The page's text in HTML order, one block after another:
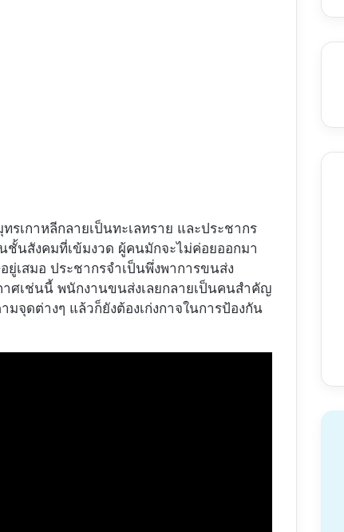
รเกาหลีกลายเป็นทะเลทราย และประชากร
ชั้นสังคมที่เข้มงวด ผู้คนมักจะไม่ค่อยออกมา
เสมอ ประชากรจำเป็นพึ่งพาการขนส่ง
าศเช่นนี้ พนักงานขนส่งเลยกลายเป็นคนสำคัญ
จุดต่างๆ แล้วก็ยังต้องเก่งกาจในการป้องกัน